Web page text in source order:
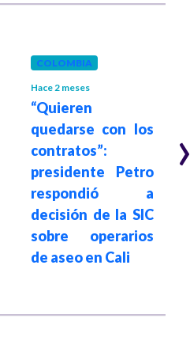
COLOMBIA
Hace 2 meses
“Quieren
quedarse con los
contratos”:
presidente Petro
respondió a
decisión de la SIC
sobre operarios
de aseo en Cali